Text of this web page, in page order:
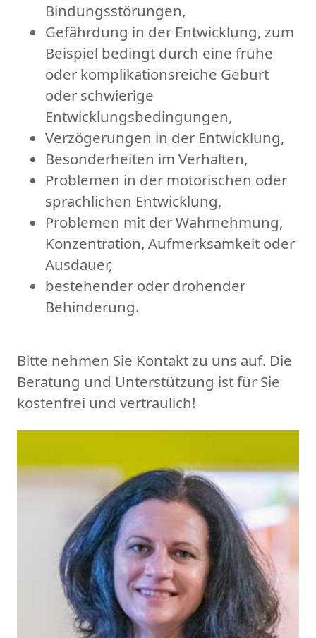
Bindungsstörungen,
Gefährdung in der Entwicklung, zum
Beispiel bedingt durch eine frühe
oder komplikationsreiche Geburt
oder schwierige
Entwicklungsbedingungen,
Verzögerungen in der Entwicklung,
Besonderheiten im Verhalten,
Problemen in der motorischen oder
sprachlichen Entwicklung,
Problemen mit der Wahrnehmung,
Konzentration, Aufmerksamkeit oder
Ausdauer,
bestehender oder drohender
Behinderung.
Bitte nehmen Sie Kontakt zu uns auf. Die
Beratung und Unterstützung ist für Sie
kostenfrei und vertraulich!